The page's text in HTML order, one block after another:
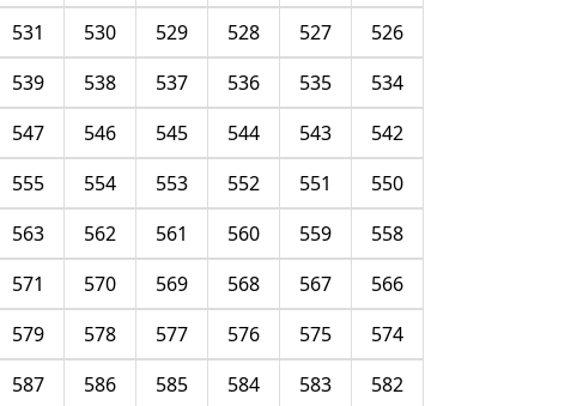
526
527
528
529
530
531
534
535
536
537
538
539
542
543
544
545
546
547
550
551
552
553
554
555
558
559
560
561
562
563
566
567
568
569
570
571
574
575
576
577
578
579
582
583
584
585
586
587